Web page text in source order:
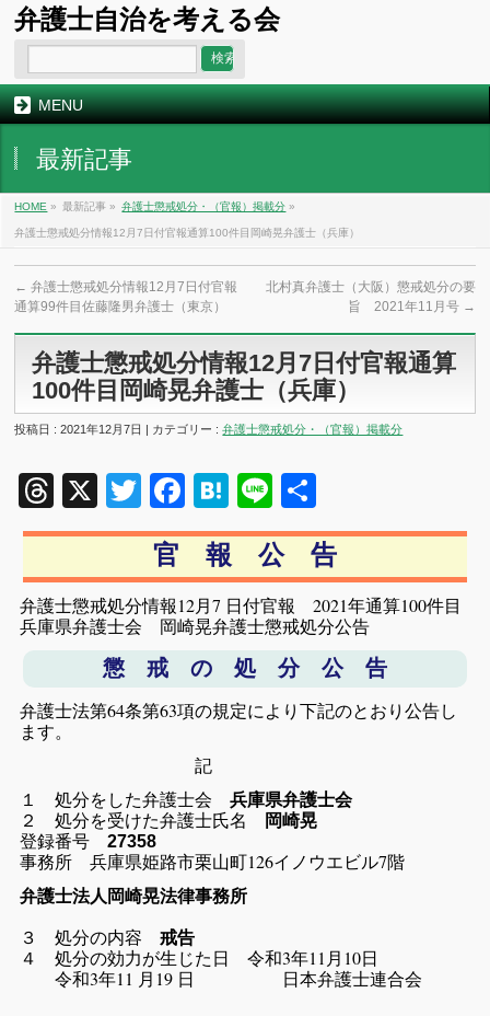
弁護士自治を考える会
MENU
最新記事
HOME » 最新記事 » 弁護士懲戒処分・（官報）掲載分 »
弁護士懲戒処分情報12月7日付官報通算100件目岡崎晃弁護士（兵庫）
← 弁護士懲戒処分情報12月7日付官報
通算99件目佐藤隆男弁護士（東京）
北村真弁護士（大阪）懲戒処分の要
旨 2021年11月号 →
弁護士懲戒処分情報12月7日付官報通算
100件目岡崎晃弁護士（兵庫）
投稿日 : 2021年12月7日 | カテゴリー :弁護士懲戒処分・（官報）掲載分
Threads
X TwitterFacebook
Hatena
Line
有
官 報 公 告
弁護士懲戒処分情報12月7 日付官報 2021年通算100件目
兵庫県弁護士会 岡崎晃弁護士懲戒処分公告
懲 戒 の 処 分 公 告
弁護士法第64条第63項の規定により下記のとおり公告し
ます。
記
１ 処分をした弁護士会兵庫県弁護士会
２ 処分を受けた弁護士氏名 岡崎晃
登録番号27358
事務所 兵庫県姫路市栗山町126イノウエビル7階
弁護士法人岡崎晃法律事務所
３ 処分の内容戒告
４ 処分の効力が生じた日 令和3年11月10日
令和3年11 月19 日 日本弁護士連合会